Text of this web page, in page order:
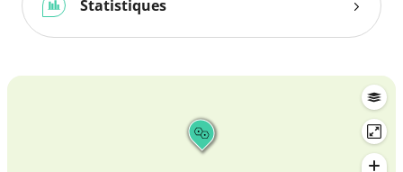
Statistiques